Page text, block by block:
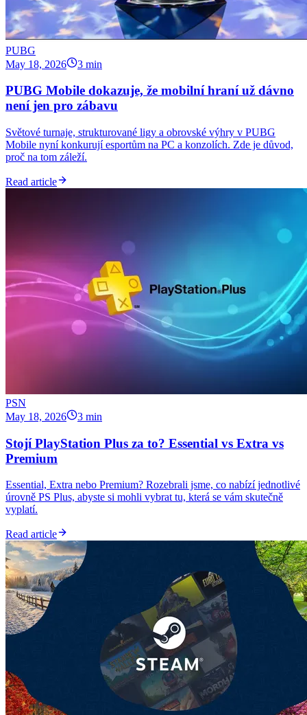
PUBG
May 18, 2026
3 min
PUBG Mobile dokazuje, že mobilní hraní už dávno
není jen pro zábavu
Světové turnaje, strukturované ligy a obrovské výhry v PUBG
Mobile nyní konkurují esportům na PC a konzolích. Zde je důvod,
proč na tom záleží.
Read article
PSN
May 18, 2026
3 min
Stojí PlayStation Plus za to? Essential vs Extra vs
Premium
Essential, Extra nebo Premium? Rozebrali jsme, co nabízí jednotlivé
úrovně PS Plus, abyste si mohli vybrat tu, která se vám skutečně
vyplatí.
Read article